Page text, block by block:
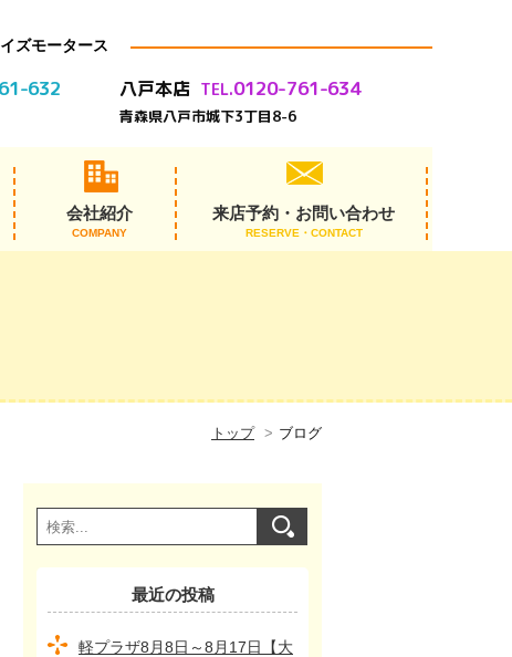
ズモータース
632 八戸本店 TEL.0120-761-634
青森県八戸市城下3丁目8-6
会社紹介
COMPANY
来店予約・お問い合わせ
RESERVE・CONTACT
トップ ブログ
最近の投稿
軽プラザ8月8日～8月17日【大